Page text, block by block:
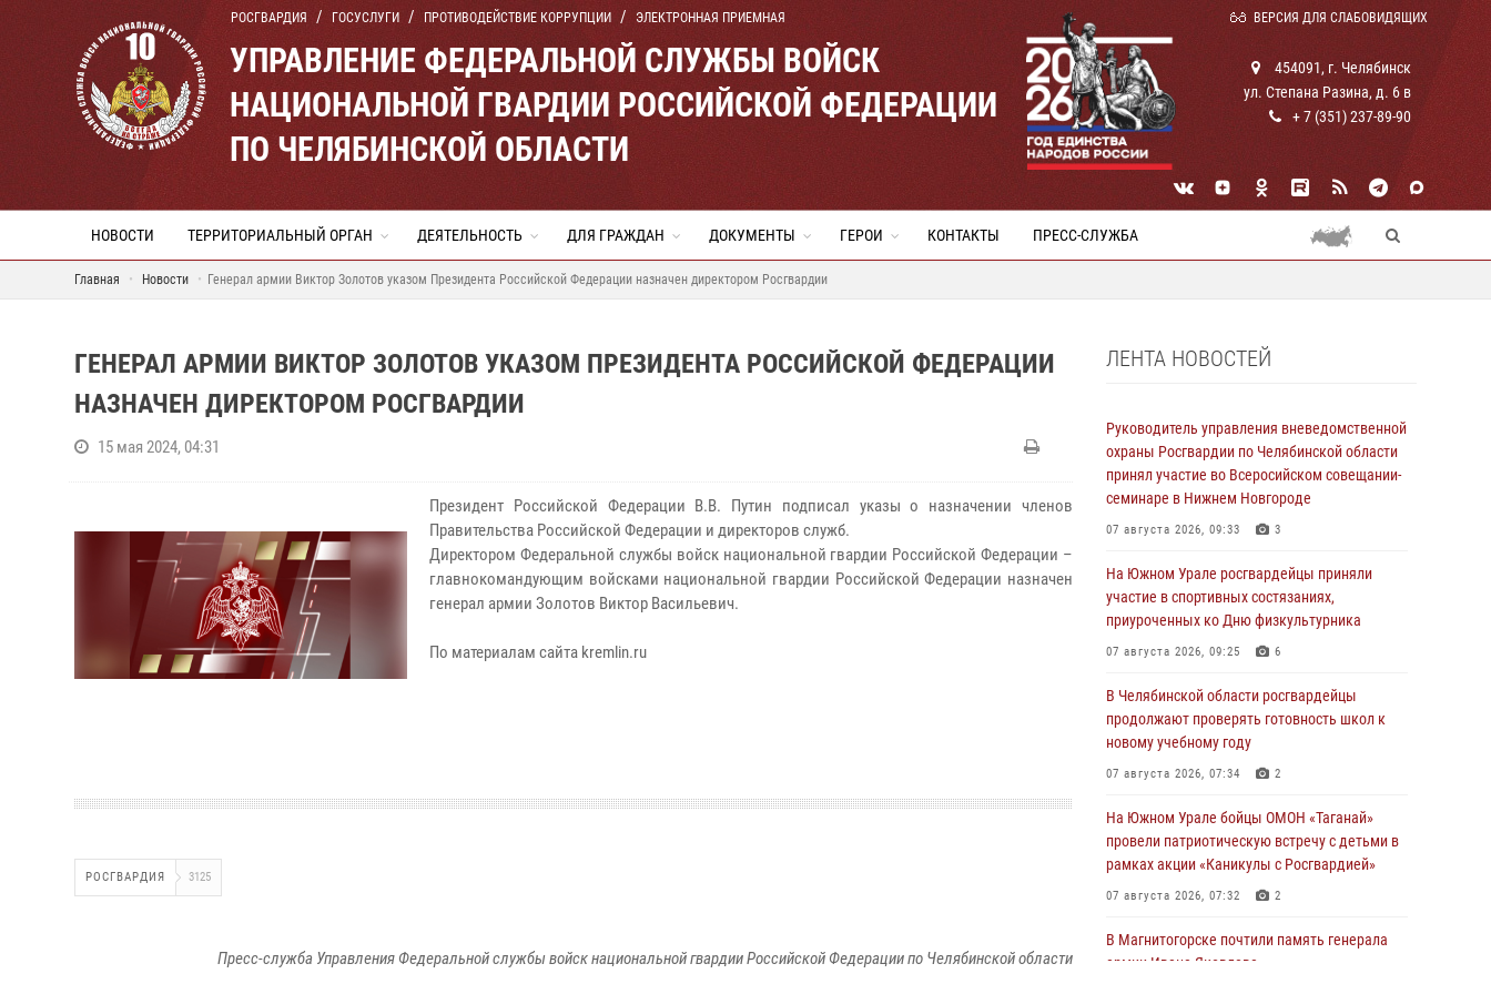
РОСГВАРДИЯ ГОСУСЛУГИ ПРОТИВОДЕЙСТВИЕ КОРРУПЦИИ ЭЛЕКТРОННАЯ ПРИЕМНАЯ ВЕРСИЯ ДЛЯ СЛАБОВИДЯЩИХ
УПРАВЛЕНИЕ ФЕДЕРАЛЬНОЙ СЛУЖБЫ ВОЙСК
НАЦИОНАЛЬНОЙ ГВАРДИИ РОССИЙСКОЙ ФЕДЕРАЦИИ
ПО ЧЕЛЯБИНСКОЙ ОБЛАСТИ
454091, г. Челябинск
ул. Степана Разина, д. 6 в
+ 7 (351) 237-89-90
НОВОСТИ ТЕРРИТОРИАЛЬНЫЙ ОРГАН ДЕЯТЕЛЬНОСТЬ ДЛЯ ГРАЖДАН ДОКУМЕНТЫ ГЕРОИ КОНТАКТЫ ПРЕСС-СЛУЖБА
Главная Новости Генерал армии Виктор Золотов указом Президента Российской Федерации назначен директором Росгвардии
ГЕНЕРАЛ АРМИИ ВИКТОР ЗОЛОТОВ УКАЗОМ ПРЕЗИДЕНТА РОССИЙСКОЙ ФЕДЕРАЦИИ
НАЗНАЧЕН ДИРЕКТОРОМ РОСГВАРДИИ
15 мая 2024, 04:31
Президент Российской Федерации В.В. Путин подписал указы о назначении членов
Правительства Российской Федерации и директоров служб.
Директором Федеральной службы войск национальной гвардии Российской Федерации –
главнокомандующим войсками национальной гвардии Российской Федерации назначен
генерал армии Золотов Виктор Васильевич.
По материалам сайта kremlin.ru
РОСГВАРДИЯ 3125
Пресс-служба Управления Федеральной службы войск национальной гвардии Российской Федерации по Челябинской области
ЛЕНТА НОВОСТЕЙ
Руководитель управления вневедомственной
охраны Росгвардии по Челябинской области
принял участие во Всеросийском совещании-
семинаре в Нижнем Новгороде
07 августа 2026, 09:33 3
На Южном Урале росгвардейцы приняли
участие в спортивных состязаниях,
приуроченных ко Дню физкультурника
07 августа 2026, 09:25 6
В Челябинской области росгвардейцы
продолжают проверять готовность школ к
новому учебному году
07 августа 2026, 07:34 2
На Южном Урале бойцы ОМОН «Таганай»
провели патриотическую встречу с детьми в
рамках акции «Каникулы с Росгвардией»
07 августа 2026, 07:32 2
В Магнитогорске почтили память генерала
армии Ивана Яковлева